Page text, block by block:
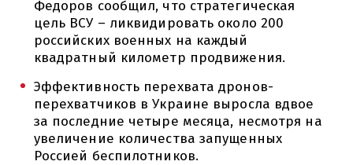
Федоров сообщил, что стратегическая
цель ВСУ – ликвидировать около 200
российских военных на каждый
квадратный километр продвижения.
Эффективность перехвата дронов-
перехватчиков в Украине выросла вдвое
за последние четыре месяца, несмотря на
увеличение количества запущенных
Россией беспилотников.